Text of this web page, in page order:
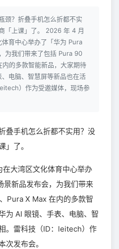
颈？折叠手机怎么折都不实
「上课」了。 2026 年 4 月
育中心举办了「华为 Pura
为我们带来了包括 Pura 90
的多款智能新品，大家期待
电脑、智慧屏等新品也在活
）作为受邀媒体，现场参
叠手机怎么折都不实用？没
」了。
大湾区文化体育中心举办
景新品发布会，为我们带来
Pura X Max 在内的多款智
为 AI 眼镜、手表、电脑、智
。雷科技（ID：leitech）作
次发布会。